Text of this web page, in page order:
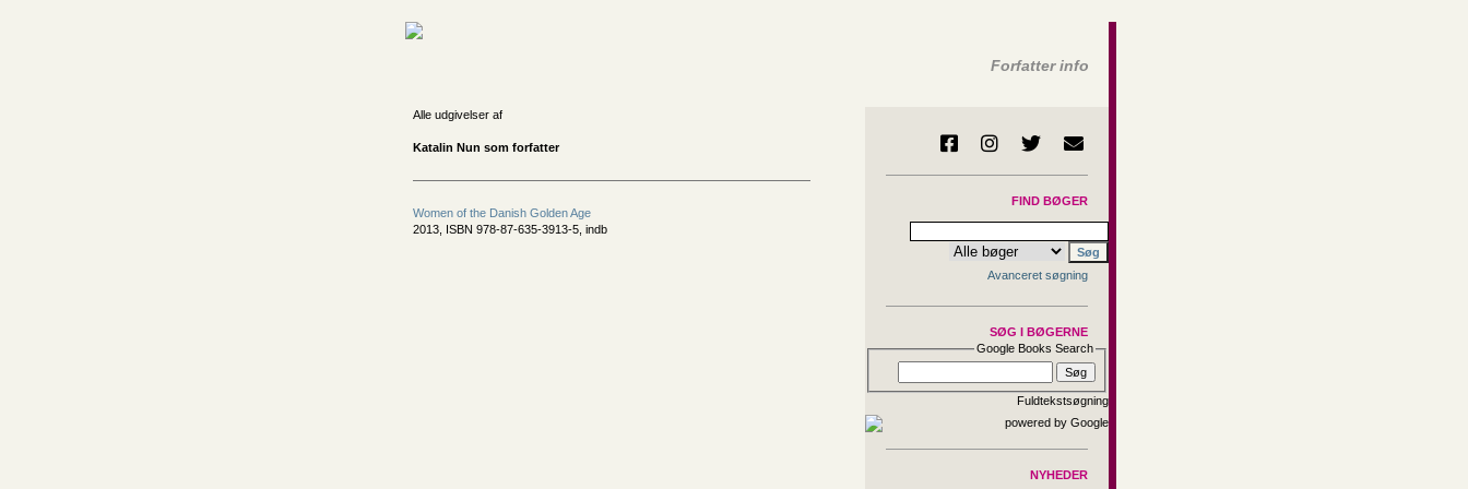
Forfatter info
Alle udgivelser af
Katalin Nun som forfatter
Women of the Danish Golden Age
2013, ISBN 978-87-635-3913-5, indb
FIND BØGER
Avanceret søgning
SØG I BØGERNE
Google Books Search
Fuldtekstsøgning
NYHEDER